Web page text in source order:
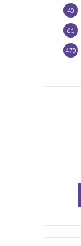
40
61
470